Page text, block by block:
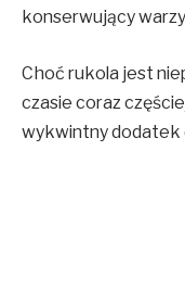
konserwujący
Choć rukola jest
czasie coraz
wykwintny dodatek